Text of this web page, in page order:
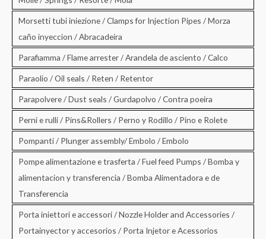
Morsetti tubi iniezione / Clamps for Injection Pipes / Morza
caño inyeccion / Abracadeira
Parafiamma / Flame arrester / Arandela de asciento / Calco
Paraolio / Oil seals / Reten / Retentor
Parapolvere / Dust seals / Gurdapolvo / Contra poeira
Perni e rulli / Pins&Rollers / Perno y Rodillo / Pino e Rolete
Pompanti / Plunger assembly/ Embolo / Embolo
Pompe alimentazione e trasferta / Fuel feed Pumps / Bomba y
alimentacion y transferencia / Bomba Alimentadora e de
Transferencia
Porta iniettori e accessori / Nozzle Holder and Accessories /
Portainyector y accesorios / Porta Injetor e Acessorios